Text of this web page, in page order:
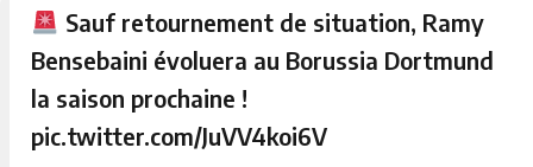
Sauf retournement de situation, Ramy
Bensebaini évoluera au Borussia Dortmund
la saison prochaine !
pic.twitter.com/JuVV4koi6V